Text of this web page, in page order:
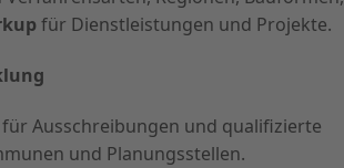
für Dienstleistungen und Projekte.
Ausschreibungen und qualifizierte
und Planungsstellen.